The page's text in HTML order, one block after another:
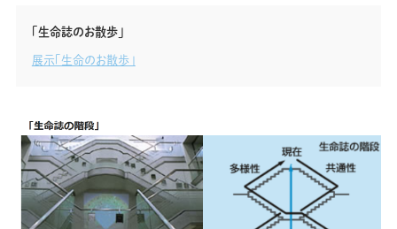
「生命誌のお散歩」
展示「生命のお散歩」